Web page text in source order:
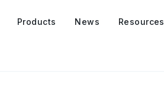
Products News Resources